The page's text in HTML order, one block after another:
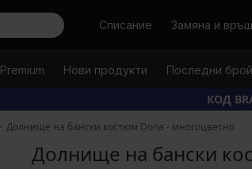
ТърсиСписание Замяна и
Premium Нови продукти Последни
КОД
Долнище на бански костюм Dona - многоцветно
Долнище на бански